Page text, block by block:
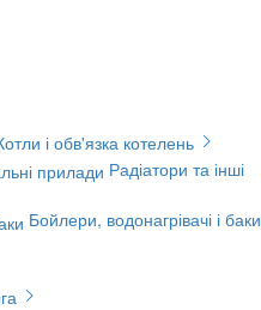
і обв'язка котелень
Радіатори та інші
Бойлери, водонагрівачі і баки